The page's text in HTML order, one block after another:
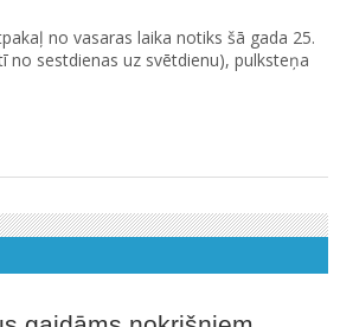
no vasaras laika notiks šā gada 25.
no sestdienas uz svētdienu), pulksteņa